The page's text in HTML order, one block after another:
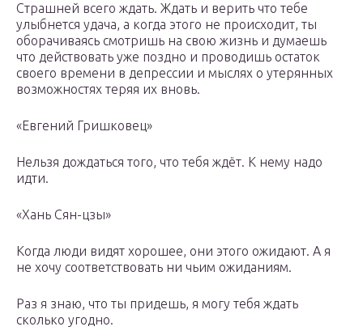
Страшней всего ждать. Ждать и верить что тебе
улыбнется удача, а когда этого не происходит, ты
оборачиваясь смотришь на свою жизнь и думаешь
что действовать уже поздно и проводишь остаток
своего времени в депрессии и мыслях о утерянных
возможностях теряя их вновь.
«Евгений Гришковец»
Нельзя дождаться того, что тебя ждёт. К нему надо
идти.
«Хань Сян-цзы»
Когда люди видят хорошее, они этого ожидают. А я
не хочу соответствовать ни чьим ожиданиям.
Раз я знаю, что ты придешь, я могу тебя ждать
сколько угодно.